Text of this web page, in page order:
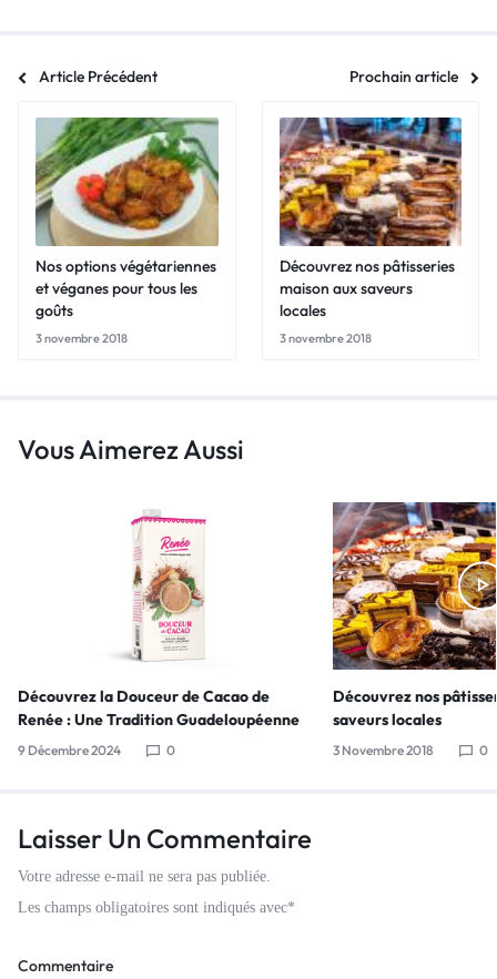
Article Précédent Prochain article
Nos options végétariennes
et véganes pour tous les
goûts
3 novembre 2018
Découvrez nos pâtisseries
maison aux saveurs
locales
3 novembre 2018
Vous Aimerez Aussi
Découvrez la Douceur de Cacao de
Renée : Une Tradition Guadeloupéenne
9 Décembre 2024 0
Découvrez nos
saveurs locales
3 Novembre 2018 0
Laisser Un Commentaire
Votre adresse e-mail ne sera pas publiée.
Les champs obligatoires sont indiqués avec*
Commentaire